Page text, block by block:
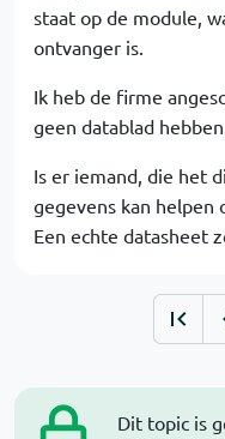
Dit topic is
staat op de module,
ontvanger is.
Ik heb de firme
geen datablad hebben.
Is er iemand, die het
gegevens kan helpen
Een echte datasheet